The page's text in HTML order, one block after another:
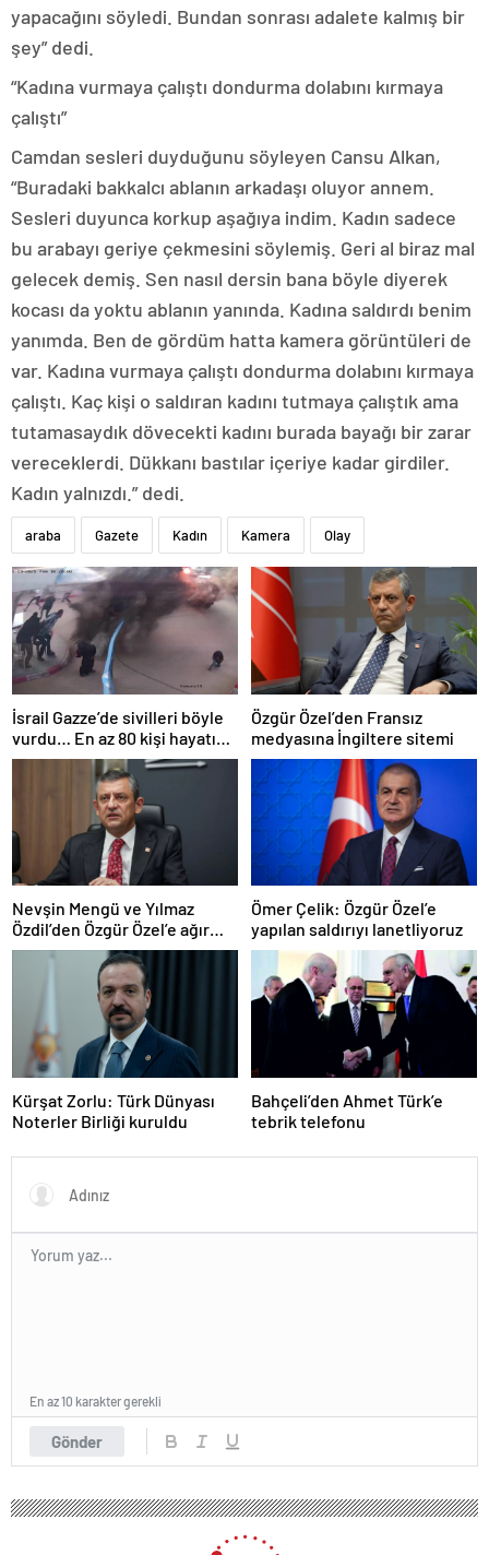
yapacağını söyledi. Bundan sonrası adalete kalmış bir
şey” dedi.
“Kadına vurmaya çalıştı dondurma dolabını kırmaya
çalıştı”
Camdan sesleri duyduğunu söyleyen Cansu Alkan,
“Buradaki bakkalcı ablanın arkadaşı oluyor annem.
Sesleri duyunca korkup aşağıya indim. Kadın sadece
bu arabayı geriye çekmesini söylemiş. Geri al biraz mal
gelecek demiş. Sen nasıl dersin bana böyle diyerek
kocası da yoktu ablanın yanında. Kadına saldırdı benim
yanımda. Ben de gördüm hatta kamera görüntüleri de
var. Kadına vurmaya çalıştı dondurma dolabını kırmaya
çalıştı. Kaç kişi o saldıran kadını tutmaya çalıştık ama
tutamasaydık dövecekti kadını burada bayağı bir zarar
vereceklerdi. Dükkanı bastılar içeriye kadar girdiler.
Kadın yalnızdı.” dedi.
araba Gazete Kadın Kamera Olay
İsrail Gazze’de sivilleri böyle
vurdu… En az 80 kişi hayatını
kaybetti
Özgür Özel’den Fransız
medyasına İngiltere sitemi
Nevşin Mengü ve Yılmaz
Özdil’den Özgür Özel’e ağır
eleştiriler
Ömer Çelik: Özgür Özel’e
yapılan saldırıyı lanetliyoruz
Kürşat Zorlu: Türk Dünyası
Noterler Birliği kuruldu
Bahçeli’den Ahmet Türk’e
tebrik telefonu
Gönder
En az 10 karakter gerekli